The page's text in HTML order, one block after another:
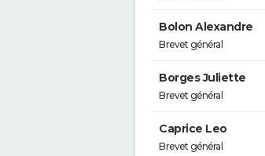
Bolon Alexandre
Brevet général
Borges Juliette
Brevet général
Caprice Leo
Brevet général